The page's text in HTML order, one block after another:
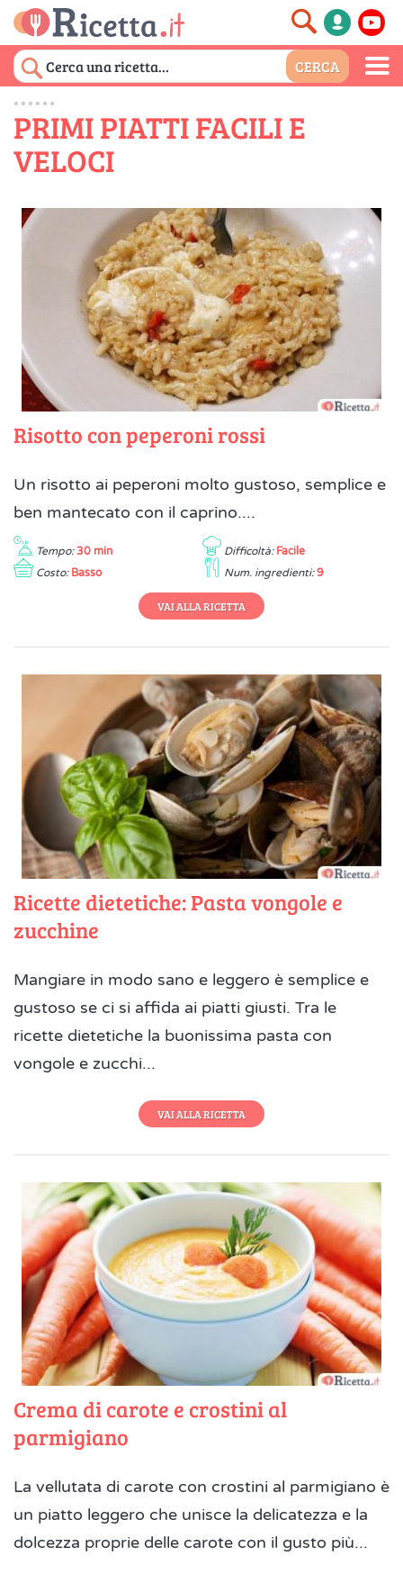
PRIMI PIATTI FACILI E
VELOCI
Risotto con peperoni rossi
Un risotto ai peperoni molto gustoso, semplice e
ben mantecato con il caprino....
Tempo: 30 min Difficoltà: Facile
Costo: Basso Num. ingredienti: 9
VAI ALLA RICETTA
Ricette dietetiche: Pasta vongole e
zucchine
Mangiare in modo sano e leggero è semplice e
gustoso se ci si affida ai piatti giusti. Tra le
ricette dietetiche la buonissima pasta con
vongole e zucchi...
VAI ALLA RICETTA
Crema di carote e crostini al
parmigiano
La vellutata di carote con crostini al parmigiano è
un piatto leggero che unisce la delicatezza e la
dolcezza proprie delle carote con il gusto più...